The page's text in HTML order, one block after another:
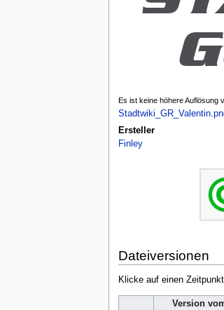
Es ist keine höhere Auflösung
Ersteller
Finley
Dateiversionen
Klicke auf einen
Version